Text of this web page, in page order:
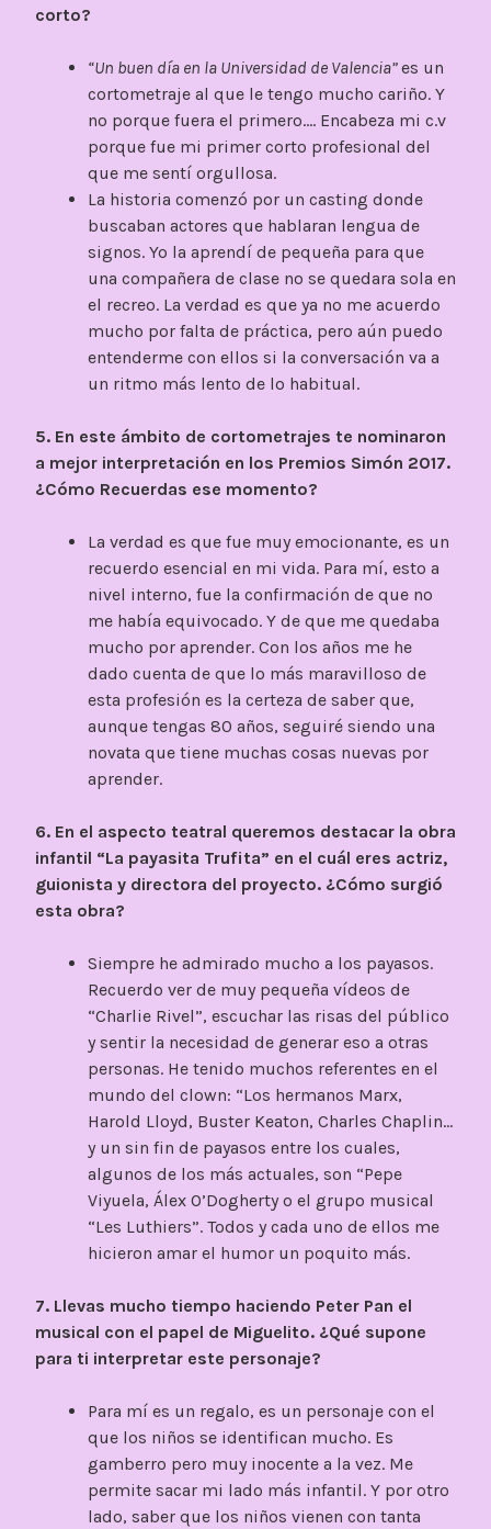
corto?
“Un buen día en la Universidad de Valencia”es un
cortometraje al que le tengo mucho cariño. Y
no porque fuera el primero…. Encabeza mi c.v
porque fue mi primer corto profesional del
que me sentí orgullosa.
La historia comenzó por un casting donde
buscaban actores que hablaran lengua de
signos. Yo la aprendí de pequeña para que
una compañera de clase no se quedara sola en
el recreo. La verdad es que ya no me acuerdo
mucho por falta de práctica, pero aún puedo
entenderme con ellos si la conversación va a
un ritmo más lento de lo habitual.
5. En este ámbito de cortometrajes te nominaron
a mejor interpretación en los Premios Simón 2017.
¿Cómo Recuerdas ese momento?
La verdad es que fue muy emocionante, es un
recuerdo esencial en mi vida. Para mí, esto a
nivel interno, fue la confirmación de que no
me había equivocado. Y de que me quedaba
mucho por aprender. Con los años me he
dado cuenta de que lo más maravilloso de
esta profesión es la certeza de saber que,
aunque tengas 80 años, seguiré siendo una
novata que tiene muchas cosas nuevas por
aprender.
6. En el aspecto teatral queremos destacar la obra
infantil “La payasita Trufita” en el cuál eres actriz,
guionista y directora del proyecto. ¿Cómo surgió
esta obra?
Siempre he admirado mucho a los payasos.
Recuerdo ver de muy pequeña vídeos de
“Charlie Rivel”, escuchar las risas del público
y sentir la necesidad de generar eso a otras
personas. He tenido muchos referentes en el
mundo del clown: “Los hermanos Marx,
Harold Lloyd, Buster Keaton, Charles Chaplin…
y un sin fin de payasos entre los cuales,
algunos de los más actuales, son “Pepe
Viyuela, Álex O’Dogherty o el grupo musical
“Les Luthiers”. Todos y cada uno de ellos me
hicieron amar el humor un poquito más.
7. Llevas mucho tiempo haciendo Peter Pan el
musical con el papel de Miguelito. ¿Qué supone
para ti interpretar este personaje?
Para mí es un regalo, es un personaje con el
que los niños se identifican mucho. Es
gamberro pero muy inocente a la vez. Me
permite sacar mi lado más infantil. Y por otro
lado, saber que los niños vienen con tanta